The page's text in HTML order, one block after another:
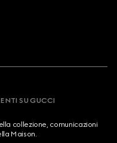
SU GUCCI
collezione, comunicazioni
Maison.